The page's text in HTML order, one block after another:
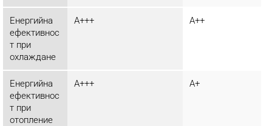
Енергийна
ефективнос
т при
охлаждане
A+++ A++
Енергийна
ефективнос
т при
отопление
A+++ A+